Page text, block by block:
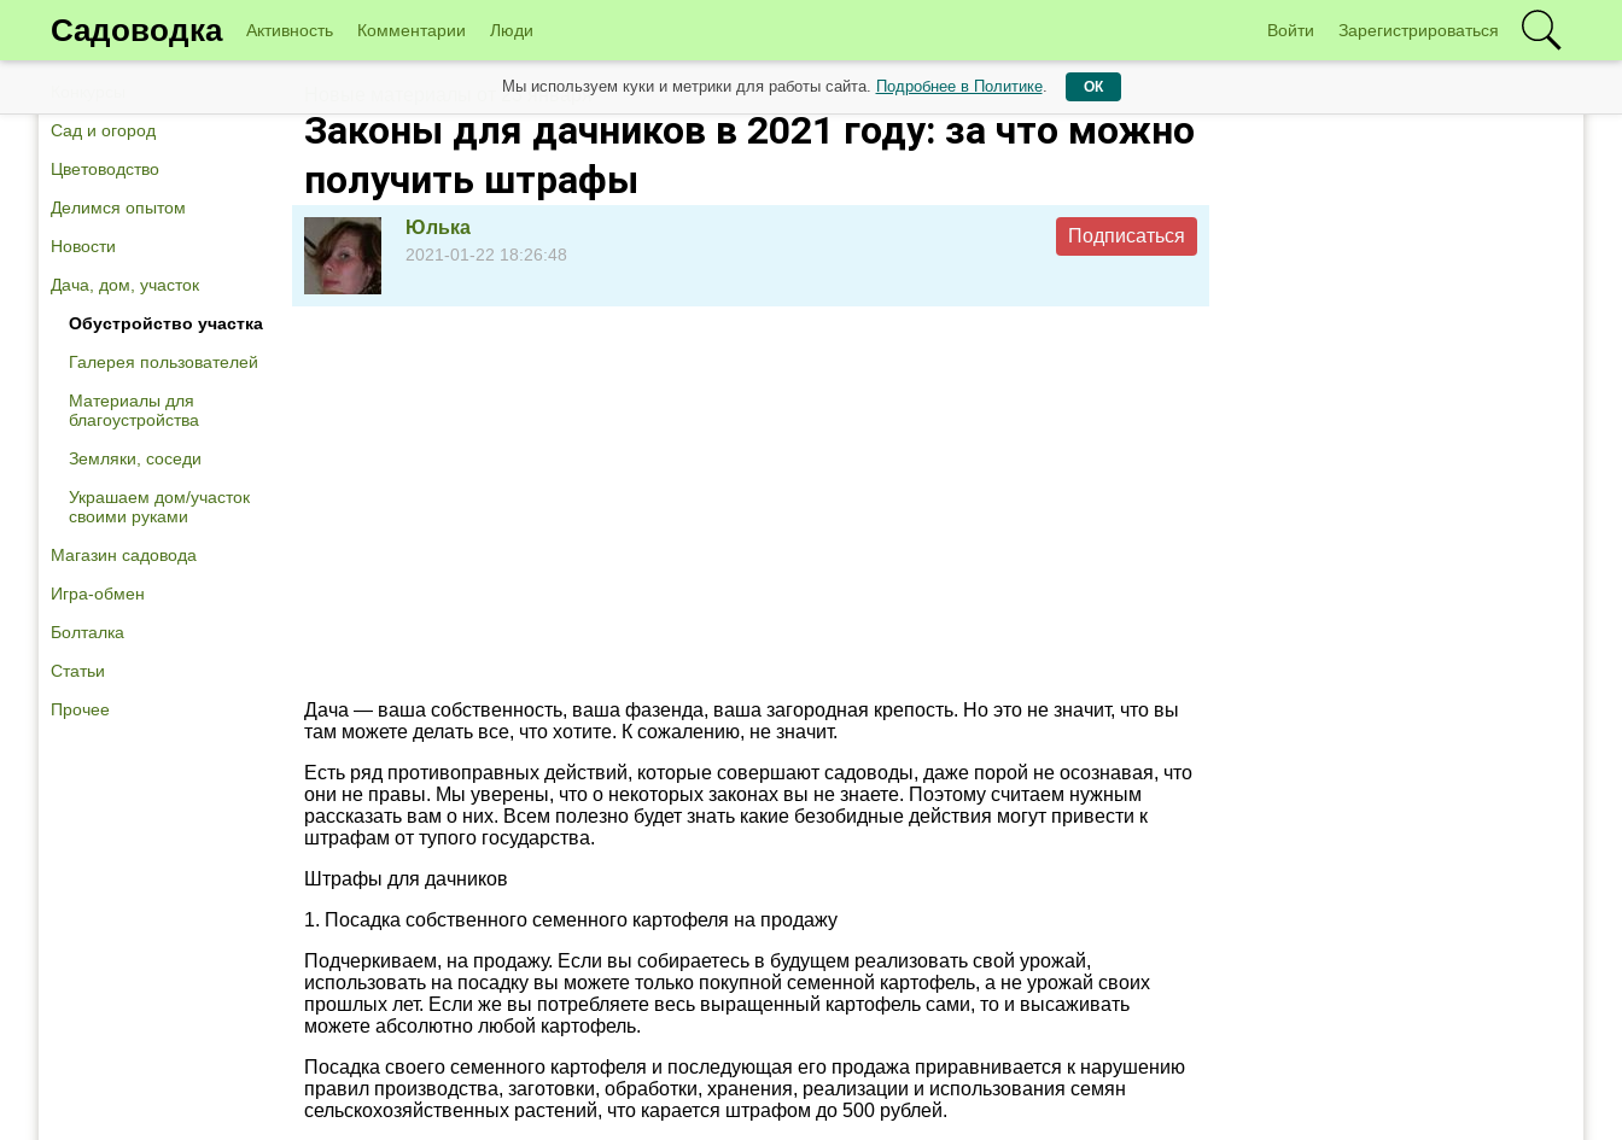
Садоводка Активность Комментарии Люди Войти Зарегистрироваться
Сад и огород
Цветоводство
Делимся опытом
Новости
Дача, дом, участок
Обустройство участка
Галерея пользователей
Материалы для
благоустройства
Земляки, соседи
Украшаем дом/участок
своими руками
Магазин садовода
Игра-обмен
Болталка
Статьи
Прочее
Новые материалы от 23 января
Законы для дачников в 2021 году: за что можно
получить штрафы
Юлька
2021-01-22 18:26:48
Подписаться
Дача — ваша собственность, ваша фазенда, ваша загородная крепость. Но это не значит, что вы
там можете делать все, что хотите. К сожалению, не значит.
Есть ряд противоправных действий, которые совершают садоводы, даже порой не осознавая, что
они не правы. Мы уверены, что о некоторых законах вы не знаете. Поэтому считаем нужным
рассказать вам о них. Всем полезно будет знать какие безобидные действия могут привести к
штрафам от тупого государства.
Штрафы для дачников
1. Посадка собственного семенного картофеля на продажу
Подчеркиваем, на продажу. Если вы собираетесь в будущем реализовать свой урожай,
использовать на посадку вы можете только покупной семенной картофель, а не урожай своих
прошлых лет. Если же вы потребляете весь выращенный картофель сами, то и высаживать
можете абсолютно любой картофель.
Посадка своего семенного картофеля и последующая его продажа приравнивается к нарушению
правил производства, заготовки, обработки, хранения, реализации и использования семян
сельскохозяйственных растений, что карается штрафом до 500 рублей.
Мы используем куки и метрики для работы сайта. Подробнее в Политике. ОК